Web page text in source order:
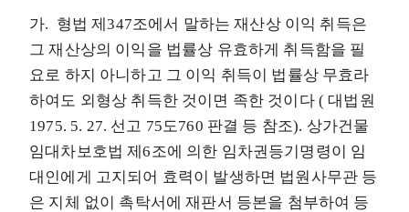
가. 형법 제347조에서 말하는 재산상 이익 취득은
그 재산상의 이익을 법률상 유효하게 취득함을 필
요로 하지 아니하고 그 이익 취득이 법률상 무효라
하여도 외형상 취득한 것이면 족한 것이다 ( 대법원
1975. 5. 27. 선고 75도760 판결 등 참조). 상가건물
임대차보호법 제6조에 의한 임차권등기명령이 임
대인에게 고지되어 효력이 발생하면 법원사무관 등
은 지체 없이 촉탁서에 재판서 등본을 첨부하여 등